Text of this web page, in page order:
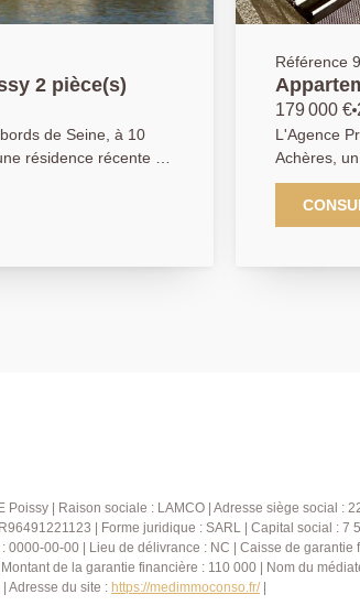
2 pièce(s)
de Seine, à 10
résidence récente de
beau 2 pièces de
séjour, une cuisine
Place de
Référence
179 000 €
L'Agence
Achères,
sécurisée,
pied de la
avec
| Raison sociale : LAMCO | Adresse siège social :
| Forme juridique : SARL | Capital social : 7
00-00 | Lieu de délivrance : NC | Caisse de
de la garantie financière : 110 000 | Nom du
Adresse du site : https://medimmoconso.fr/|